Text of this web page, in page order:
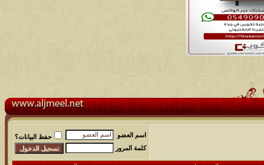
اسم العضو
حفظ البيانات؟
كلمة المرور
مشاركات المشاهدات آخر مشاركة